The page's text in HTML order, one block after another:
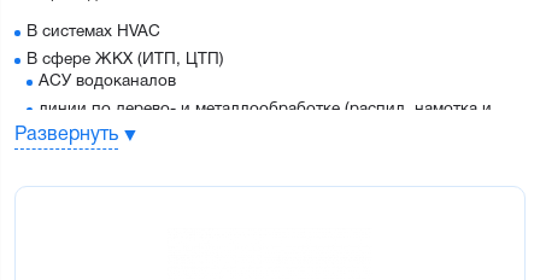
В системах HVAC
В сфере ЖКХ (ИТП, ЦТП)
АСУ водоканалов
линии по дерево- и металлообработке (распил, намотка и
т.д.)
Развернуть